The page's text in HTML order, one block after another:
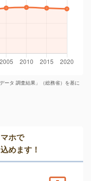
ータ 調査結果」（総務省）を基に
ホで
めます！